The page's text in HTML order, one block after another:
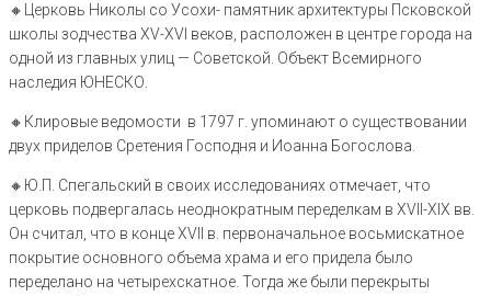
🔸️Церковь Николы со Усохи- памятник архитектуры Псковской
школы зодчества XV-XVI веков, расположен в центре города на
одной из главных улиц — Советской. Объект Всемирного
наследия ЮНЕСКО.
🔸️Клировые ведомости в 1797 г. упоминают о существовании
двух приделов Сретения Господня и Иоанна Богослова.
🔸️Ю.П. Спегальский в своих исследованиях отмечает, что
церковь подвергалась неоднократным переделкам в XVII-XIX вв.
Он считал, что в конце XVII в. первоначальное восьмискатное
покрытие основного объема храма и его придела было
переделано на четырехскатное. Тогда же были перекрыты